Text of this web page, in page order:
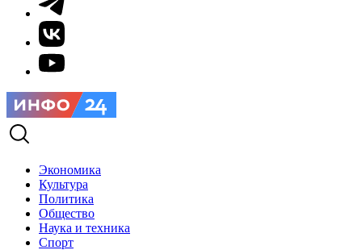
Экономика
Культура
Политика
Общество
Наука и техника
Спорт